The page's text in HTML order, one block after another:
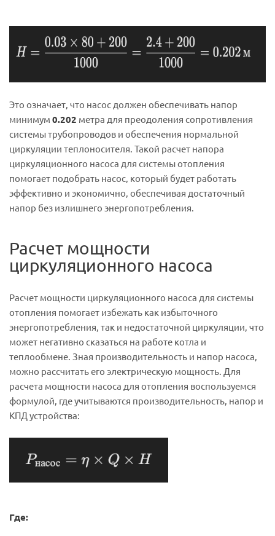
Это означает, что насос должен обеспечивать напор
минимум 0.202 метра для преодоления сопротивления
системы трубопроводов и обеспечения нормальной
циркуляции теплоносителя. Такой расчет напора
циркуляционного насоса для системы отопления
помогает подобрать насос, который будет работать
эффективно и экономично, обеспечивая достаточный
напор без излишнего энергопотребления.
Расчет мощности
циркуляционного насоса
Расчет мощности циркуляционного насоса для системы
отопления помогает избежать как избыточного
энергопотребления, так и недостаточной циркуляции, что
может негативно сказаться на работе котла и
теплообмене. Зная производительность и напор насоса,
можно рассчитать его электрическую мощность. Для
расчета мощности насоса для отопления воспользуемся
формулой, где учитываются производительность, напор и
КПД устройства:
Где: